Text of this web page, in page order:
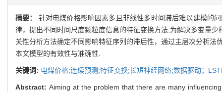
摘要： 针对电煤价格影响因素多且非线性多时间滞后难以建模的
律，提出不同时间尺度颗粒度信息的特征变换方法;为解决多变量
关性分析方法确定不同影响特征序列的滞后性，通过主层次分析
本文模型的有效性与准确性.
关键词: 电煤价格;连续预测;特征变换;长短神经网络;数据驱动；
Abstract: Aiming at the problem that there are many